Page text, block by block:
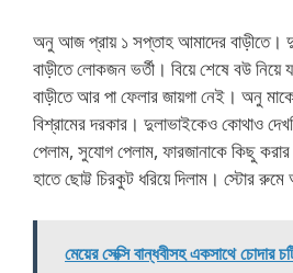
অনু আজ প্রায় ১ সপ্তাহ আমাদের বাড়ীতে।
বাড়ীতে লোকজন ভর্তী। বিয়ে শেষে বউ
বাড়ীতে আর পা ফেলার জায়গা নেই। অনু
বিশ্রামের দরকার। দুলাভাইকেও কোথাও
পেলাম, সুযোগ পেলাম, ফারজানাকে কিছু
হাতে ছোট্ট চিরকুট ধরিয়ে দিলাম। স্টোর
মেয়ের সেক্সি বান্ধবীসহ একসাথে চোদার